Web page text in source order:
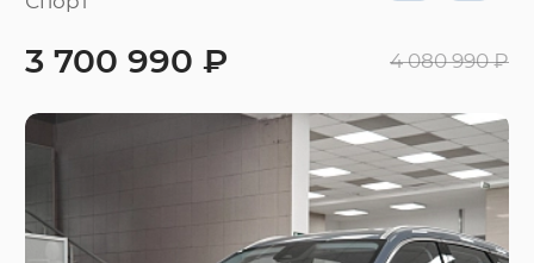
3 700 990 ₽ 4 080 990 ₽